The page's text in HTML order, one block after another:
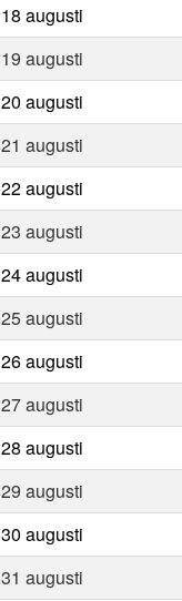
18 augusti
19 augusti
20 augusti
21 augusti
22 augusti
23 augusti
24 augusti
25 augusti
26 augusti
27 augusti
28 augusti
29 augusti
30 augusti
31 augusti